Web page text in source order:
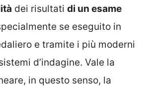
dei risultati di un esame
se eseguito in
e tramite i più moderni
d’indagine. Vale la
in questo senso, la